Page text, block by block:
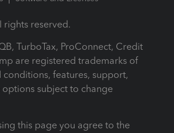
rights reserved.
TurboTax, ProConnect, Credit
are registered trademarks of
conditions, features, support,
subject to change
this page you agree to the